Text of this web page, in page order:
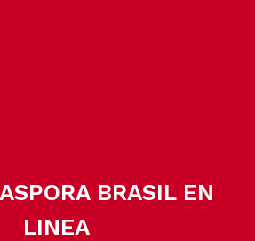
BRASIL EN
LINEA